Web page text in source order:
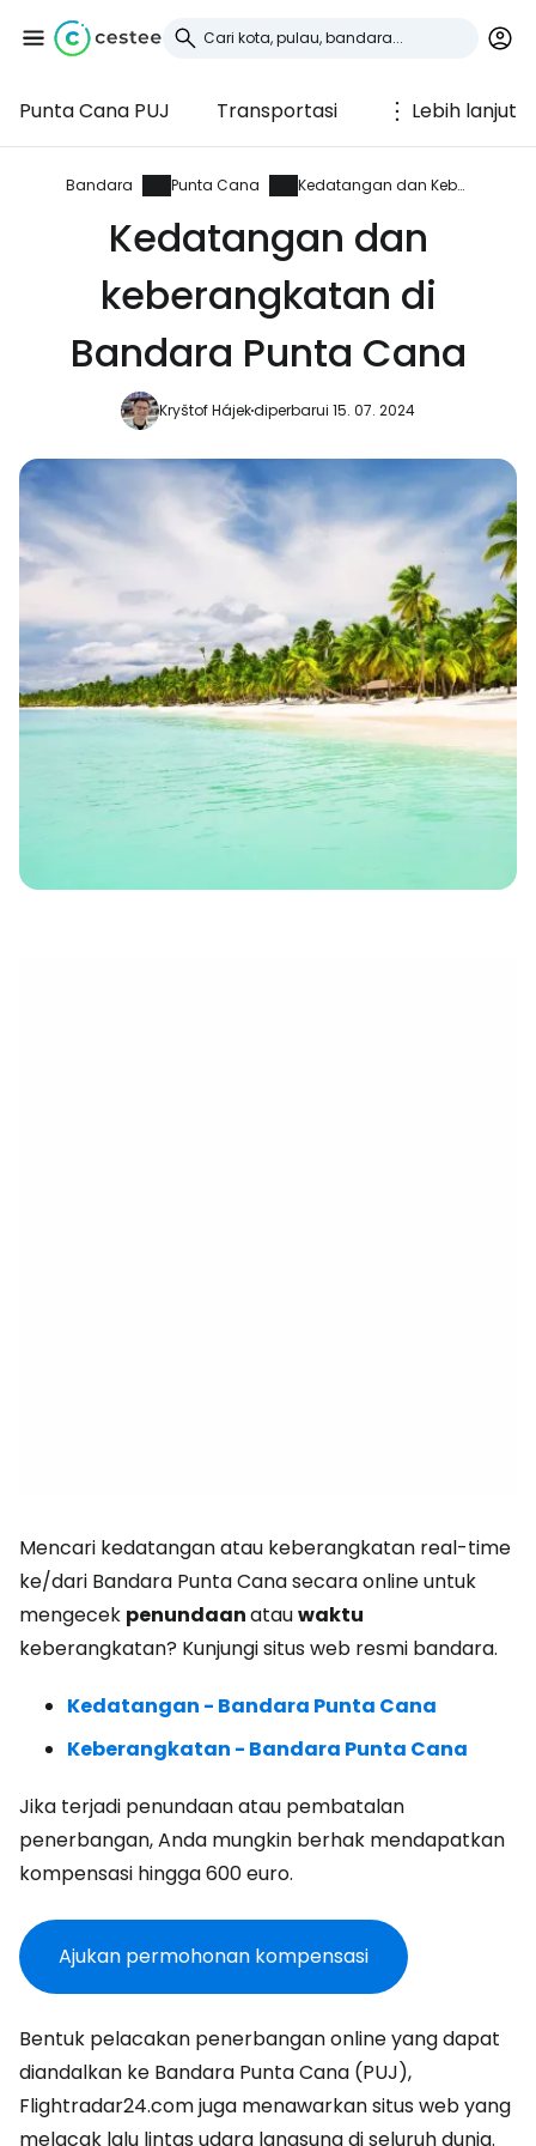
Punta Cana PUJ Transportasi Lebih lanjut
Bandara Punta Cana Kedatangan dan Keberangkatan
Kedatangan dan
keberangkatan di
Bandara Punta Cana
Kryštof Hájekdiperbarui 15. 07. 2024
Mencari kedatangan atau keberangkatan real-time
ke/dari Bandara Punta Cana secara online untuk
mengecek penundaanatauwaktu
keberangkatan? Kunjungi situs web resmi bandara.
Kedatangan - Bandara Punta Cana
Keberangkatan - Bandara Punta Cana
Jika terjadi penundaan atau pembatalan
penerbangan, Anda mungkin berhak mendapatkan
kompensasi hingga 600 euro.
Ajukan permohonan kompensasi
Bentuk pelacakan penerbangan online yang dapat
diandalkan ke Bandara Punta Cana (PUJ),
Flightradar24.com juga menawarkan situs web yang
melacak lalu lintas udara langsung di seluruh dunia.
Masuk ke Cestee
... komunitas perjalanan di seluruh dunia
Lanjutkan dengan Google
Lanjutkan dengan Facebook
Lanjutkan dengan email